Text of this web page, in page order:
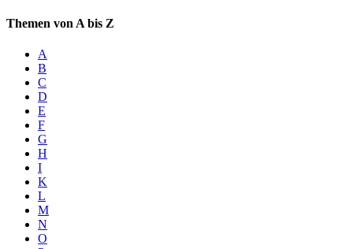
Themen von A bis Z
A
B
C
D
E
F
G
H
I
K
L
M
N
O